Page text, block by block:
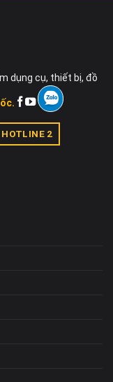
dụng cụ, thiết bị, đồ
HOTLINE 2